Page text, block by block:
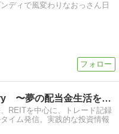
ディで風変わりなおっさん日
かぶげん 投資Diary 〜夢の配当金生活を目指して〜
REITを中心に、トレード記録
イム発信。実践的な投資情報